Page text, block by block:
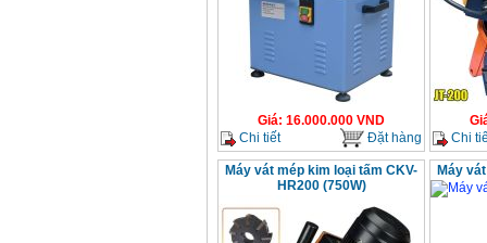
Giá: 16.000.000 VND
Chi tiết
Đặt hàng
Chi
Máy vát mép kim loại tấm CKV-
HR200 (750W)
Máy